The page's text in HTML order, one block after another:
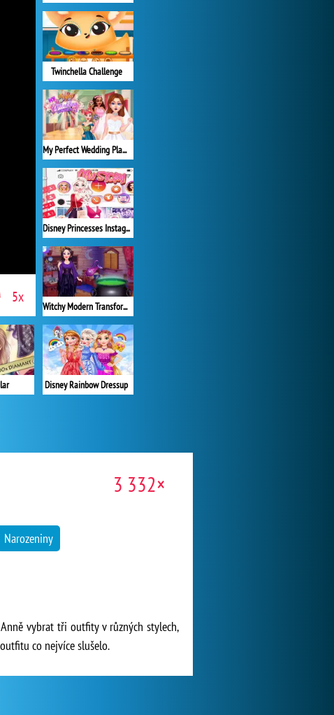
Twinchella Challenge
My Perfect Wedding Planner
Disney Princesses Instagram Stories
Witchy Modern Transformation
Disney Rainbow Dressup
5x
3 332×
Narozeniny
vybrat tři outfity v různých stylech,
co nejvíce slušelo.